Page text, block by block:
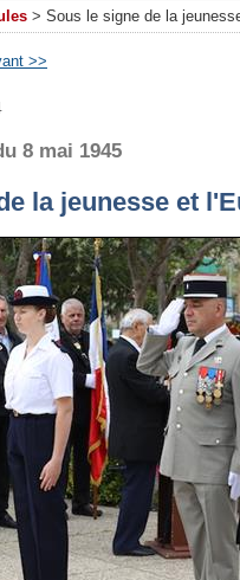
> Sous le signe de la
>>
8 mai 1945
la jeunesse et